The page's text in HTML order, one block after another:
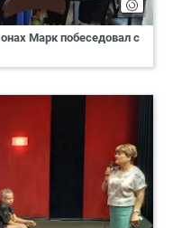
Марк побеседовал с